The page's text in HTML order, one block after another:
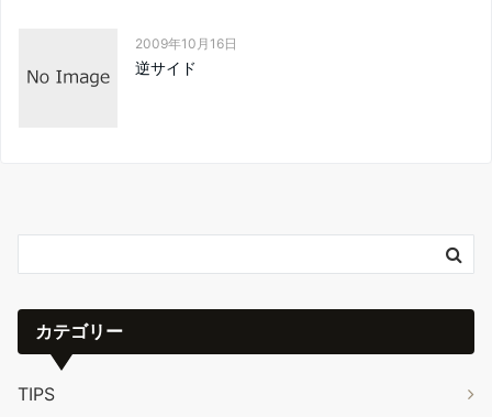
2009年10月16日
逆サイド
カテゴリー
TIPS